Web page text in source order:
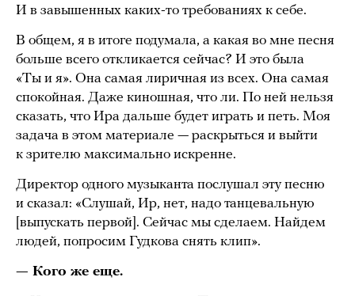
И в завышенных каких-то требованиях к себе.
В общем, я в итоге подумала, а какая во мне песня
больше всего откликается сейчас? И это была
«Ты и я». Она самая лиричная из всех. Она самая
спокойная. Даже киношная, что ли. По ней нельзя
сказать, что Ира дальше будет играть и петь. Моя
задача в этом материале — раскрыться и выйти
к зрителю максимально искренне.
Директор одного музыканта послушал эту песню
и сказал: «Слушай, Ир, нет, надо танцевальную
[выпускать первой]. Сейчас мы сделаем. Найдем
людей, попросим Гудкова снять клип».
— Кого же еще.